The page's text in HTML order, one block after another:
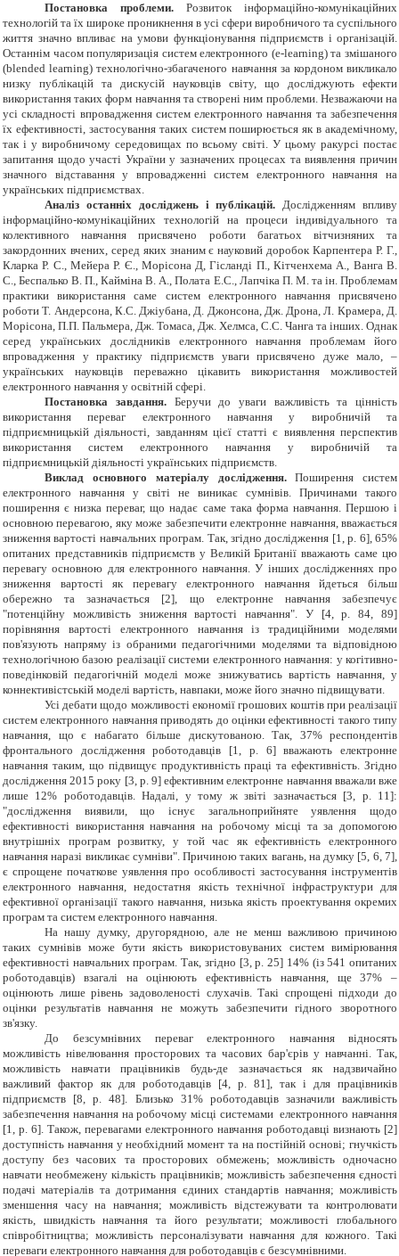
Постановка проблеми. Розвиток інформаційно-комунікаційних
технологій та їх широке проникнення в усі сфери виробничого та суспільного
життя значно впливає на умови функціонування підприємств і організацій.
Останнім часом популяризація систем електронного (e-learning) та змішаного
(blended learning) технологічно-збагаченого навчання за кордоном викликало
низку публікацій та дискусій науковців світу, що досліджують ефекти
використання таких форм навчання та створені ним проблеми. Незважаючи на
усі складності впровадження систем електронного навчання та забезпечення
їх ефективності, застосування таких систем поширюється як в академічному,
так і у виробничому середовищах по всьому світі. У цьому ракурсі постає
запитання щодо участі України у зазначених процесах та виявлення причин
значного відставання у впровадженні систем електронного навчання на
українських підприємствах.
Аналіз останніх досліджень і публікацій. Дослідженням впливу
інформаційно-комунікаційних технологій на процеси індивідуального та
колективного навчання присвячено роботи багатьох вітчизняних та
закордонних вчених, серед яких знаним є науковий доробок Карпентера Р. Г.,
Кларка Р. С., Мейера Р. Є., Морісона Д, Гісланді П., Кітченхема А., Ванга В.
С., Беспалько В. П., Кайміна В. А., Полата Е.С., Лапчіка П. М. та ін. Проблемам
практики використання саме систем електронного навчання присвячено
роботи Т. Андерсона, К.С. Джіубана, Д. Джонсона, Дж. Дрона, Л. Крамера, Д.
Морісона, П.П. Пальмера, Дж. Томаса, Дж. Хелмса, С.С. Чанга та інших. Однак
серед українських дослідників електронного навчання проблемам його
впровадження у практику підприємств уваги присвячено дуже мало, –
українських науковців переважно цікавить використання можливостей
електронного навчання у освітній сфері.
Постановка завдання.Беручи до уваги важливість та цінність
використання переваг електронного навчання у виробничій та
підприємницькій діяльності, завданням цієї статті є виявлення перспектив
використання систем електронного навчання у виробничій та
підприємницькій діяльності українських підприємств.
Виклад основного матеріалу дослідження.Поширення систем
електронного навчання у світі не виникає сумнівів. Причинами такого
поширення є низка переваг, що надає саме така форма навчання. Першою і
основною перевагою, яку може забезпечити електронне навчання, вважається
зниження вартості навчальних програм. Так, згідно дослідження [1, р. 6], 65%
опитаних представників підприємств у Великій Британії вважають саме цю
перевагу основною для електронного навчання. У інших дослідженнях про
зниження вартості як перевагу електронного навчання йдеться більш
обережно та зазначається [2], що електронне навчання забезпечує
"потенційну можливість зниження вартості навчання". У [4, р. 84, 89]
порівняння вартості електронного навчання із традиційними моделями
пов'язують напряму із обраними педагогічними моделями та відповідною
технологічною базою реалізації системи електронного навчання: у когітивно-
поведінковій педагогічній моделі може знижуватись вартість навчання, у
коннективістській моделі вартість, навпаки, може його значно підвищувати.
Усі дебати щодо можливості економії грошових коштів при реалізації
систем електронного навчання приводять до оцінки ефективності такого типу
навчання, що є набагато більше дискутованою. Так, 37% респондентів
фронтального дослідження роботодавців [1, р. 6]вважають електронне
навчання таким, що підвищує продуктивність праці та ефективність. Згідно
дослідження 2015 року [3, р. 9] ефективним електронне навчання вважали вже
лише 12% роботодавців. Надалі, у тому ж звіті зазначається [3, р. 11]:
"дослідження виявили, що існує загальноприйняте уявлення щодо
ефективності використання навчання на робочому місці та за допомогою
внутрішніх програм розвитку, у той час як ефективність електронного
навчання наразі викликає сумніви". Причиною таких вагань, на думку [5, 6, 7],
є спрощене початкове уявлення про особливості застосування інструментів
електронного навчання, недостатня якість технічної інфраструктури для
ефективної організації такого навчання, низька якість проектування окремих
програм та систем електронного навчання.
На нашу думку, другорядною, але не менш важливою причиною
таких сумнівів може бути якість використовуваних систем вимірювання
ефективності навчальних програм. Так, згідно [3, р. 25] 14% (із 541 опитаних
роботодавців) взагалі на оцінюють ефективність навчання, ще 37% –
оцінюють лише рівень задоволеності слухачів. Такі спрощені підходи до
оцінки результатів навчання не можуть забезпечити гідного зворотного
зв'язку.
До безсумнівних переваг електронного навчання відносять
можливість нівелювання просторових та часових бар'єрів у навчанні. Так,
можливість навчати працівників будь-де зазначається як надзвичайно
важливий фактор як для роботодавців [4, р. 81], так і для працівників
підприємств [8, р. 48]. Близько 31% роботодавців зазначили важливість
забезпечення навчання на робочому місці системами електронного навчання
[1, р. 6]. Також, перевагами електронного навчання роботодавці визнають [2]
доступність навчання у необхідний момент та на постійній основі; гнучкість
доступу без часових та просторових обмежень; можливість одночасно
навчати необмежену кількість працівників; можливість забезпечення єдності
подачі матеріалів та дотримання єдиних стандартів навчання; можливість
зменшення часу на навчання; можливість відстежувати та контролювати
якість, швидкість навчання та його результати; можливості глобального
співробітництва; можливість персоналізувати навчання для кожного. Такі
переваги електронного навчання для роботодавців є безсумнівними.